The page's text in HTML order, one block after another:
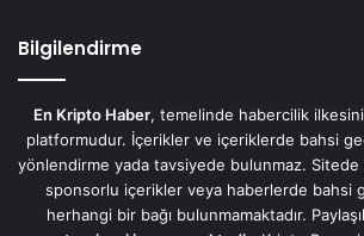
Bilgilendirme
En Kripto Haber, temelinde habercilik ilkesini
platformudur. İçerikler ve içeriklerde bahsi
yönlendirme yada tavsiyede bulunmaz. Sitede
sponsorlu içerikler veya haberlerde bahsi
herhangi bir bağı bulunmamaktadır.